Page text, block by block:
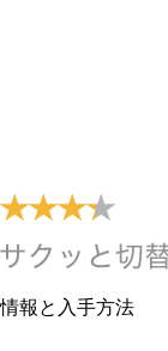
報と入手方法